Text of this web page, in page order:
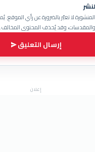
لا تعبّر بالضرورة عن رأي الموقع.
وقد يُحذف المحتوى المخالف.
إرسال التعليق
إعلان